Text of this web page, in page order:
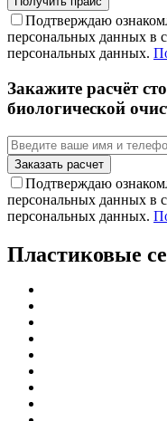
Подтверждаю
персональных данных в
персональных данных.
Закажите расчёт
биологической
Подтверждаю
персональных данных в
персональных данных.
Пластиковые